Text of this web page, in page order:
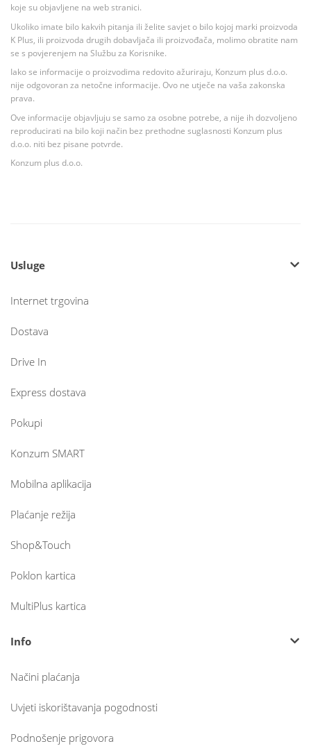
koje su objavljene na web stranici.
Ukoliko imate bilo kakvih pitanja ili želite savjet o bilo kojoj marki proizvoda
K Plus, ili proizvoda drugih dobavljača ili proizvođača, molimo obratite nam
se s povjerenjem na Službu za Korisnike.
Iako se informacije o proizvodima redovito ažuriraju, Konzum plus d.o.o.
nije odgovoran za netočne informacije. Ovo ne utječe na vaša zakonska
prava.
Ove informacije objavljuju se samo za osobne potrebe, a nije ih dozvoljeno
reproducirati na bilo koji način bez prethodne suglasnosti Konzum plus
d.o.o. niti bez pisane potvrde.
Konzum plus d.o.o.
Usluge
Internet trgovina
Dostava
Drive In
Express dostava
Pokupi
Konzum SMART
Mobilna aplikacija
Plaćanje režija
Shop&Touch
Poklon kartica
MultiPlus kartica
Info
Načini plaćanja
Uvjeti iskorištavanja pogodnosti
Podnošenje prigovora